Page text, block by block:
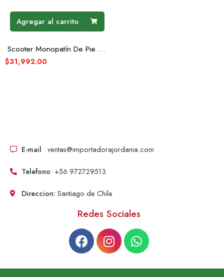
Agregar al carrito
Scooter Monopatín De Pie Plegable Ajustable Jovenes Adultos
$31,992.00
E-mail : ventas@importadorajordania.com
Telefono: +56 972729513
Direccion: Santiago de Chile
Redes Sociales